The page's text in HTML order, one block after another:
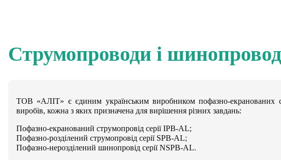
Струмопроводи і
ТОВ «АЛІТ» є єдиним українським виробником пофазно-екранованих
виробів, кожна з яких призначена для вирішення різних завдань:
Пофазно-екранований струмопровід серії IPB-AL;
Пофазно-розділений струмопровід серії SPB-AL;
Пофазно-нерозділений шинопровід серії NSPB-AL.